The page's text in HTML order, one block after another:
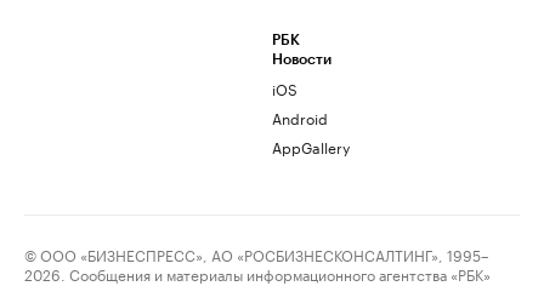
РБК
Новости
iOS
Android
AppGallery
© ООО «БИЗНЕСПРЕСС», АО «РОСБИЗНЕСКОНСАЛТИНГ», 1995–
2026. Сообщения и материалы информационного агентства «РБК»